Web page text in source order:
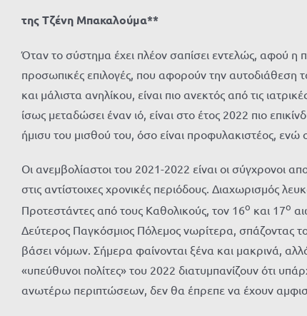
της Τζένη Μπακαλούμα**
Όταν το σύστημα έχει πλέον σαπίσει εντελώς, αφού η
προσωπικές επιλογές, που αφορούν την αυτοδιάθεση
και μάλιστα ανηλίκου, είναι πιο ανεκτός από τις
ίσως μεταδώσει έναν ιό, είναι στο έτος 2022 πιο
ήμισυ του μισθού του, όσο είναι προφυλακιστέος, ενώ
Οι ανεμβολίαστοι του 2021-2022 είναι οι σύγχρονοι
στις αντίστοιχες χρονικές περιόδους. Διαχωρισμός
Προτεστάντες από τους Καθολικούς, τον 16ο και 17ο
Δεύτερος Παγκόσμιος Πόλεμος νωρίτερα, σπάζοντας
βάσει νόμων. Σήμερα φαίνονται ξένα και μακρινά,
«υπεύθυνοι πολίτες» του 2022 διατυμπανίζουν ότι
ανωτέρω περιπτώσεων, δεν θα έπρεπε να έχουν